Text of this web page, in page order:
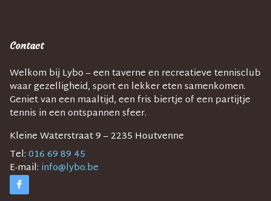
Contact
Welkom bij Lybo – een taverne en recreatieve tennisclub
waar gezelligheid, sport en lekker eten samenkomen.
Geniet van een maaltijd, een fris biertje of een partijtje
tennis in een ontspannen sfeer.
Kleine Waterstraat 9 – 2235 Houtvenne
Tel:016 69 89 45
E-mail: info@lybo.be